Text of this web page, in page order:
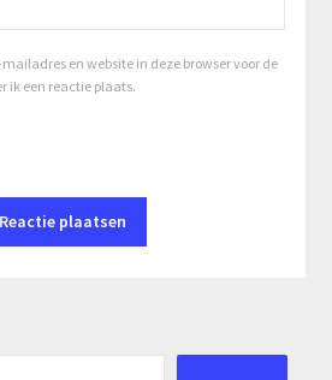
en website in deze browser voor de
ik een reactie plaats.